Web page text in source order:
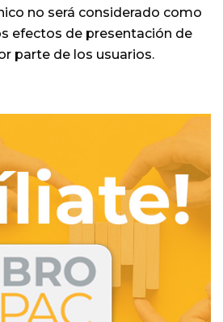
no será considerado como
efectos de presentación de
parte de los usuarios.